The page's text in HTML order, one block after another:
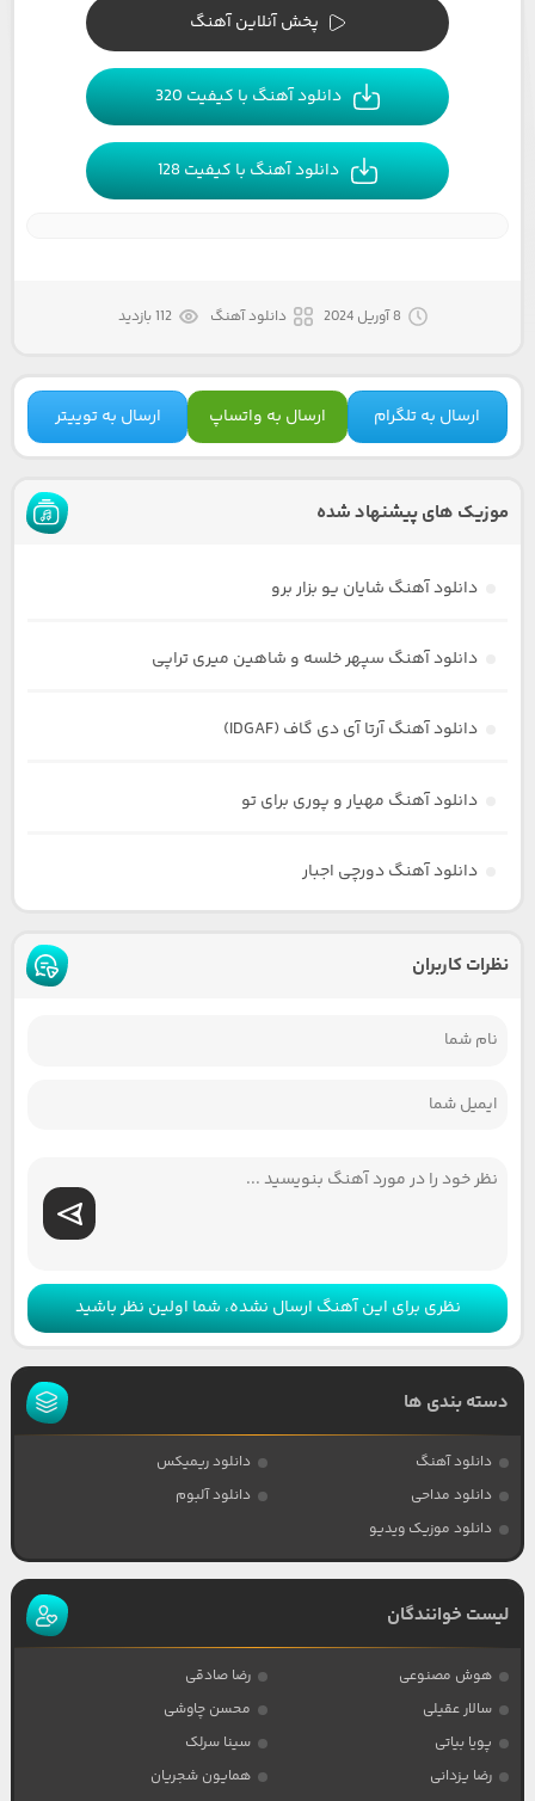
پخش آنلاین آهنگ
دانلود آهنگ با کیفیت 320
دانلود آهنگ با کیفیت 128
8 آوریل 2024 دانلود آهنگ 112 بازدید
ارسال به تلگرام ارسال به واتساپ ارسال به توییتر
موزیک های پیشنهاد شده
دانلود آهنگ شایان یو بزار برو
دانلود آهنگ سپهر خلسه و شاهین میری تراپی
دانلود آهنگ آرتا آی دی گاف (IDGAF)
دانلود آهنگ مهیار و پوری برای تو
دانلود آهنگ دورچی اجبار
نظرات کاربران
نظری برای این آهنگ ارسال نشده، شما اولین نظر باشید
دسته بندی ها
دانلود آهنگ
دانلود ریمیکس
دانلود مداحی
دانلود آلبوم
دانلود موزیک ویدیو
لیست خوانندگان
هوش مصنوعی
رضا صادقی
سالار عقیلی
محسن چاوشی
پویا بیاتی
سینا سرلک
رضا یزدانی
همایون شجریان